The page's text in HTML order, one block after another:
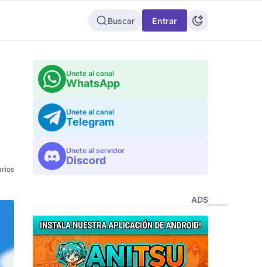
Buscar Entrar
Unete al canal
WhatsApp
Unete al canal
Telegram
Unete al servidor
Discord
ADS